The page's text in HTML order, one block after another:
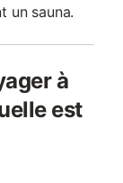
un sauna.
à
est